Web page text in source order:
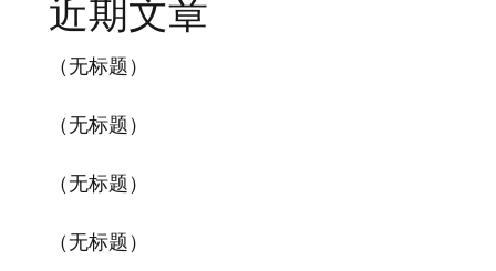
近期文章
（无标题）
（无标题）
（无标题）
（无标题）